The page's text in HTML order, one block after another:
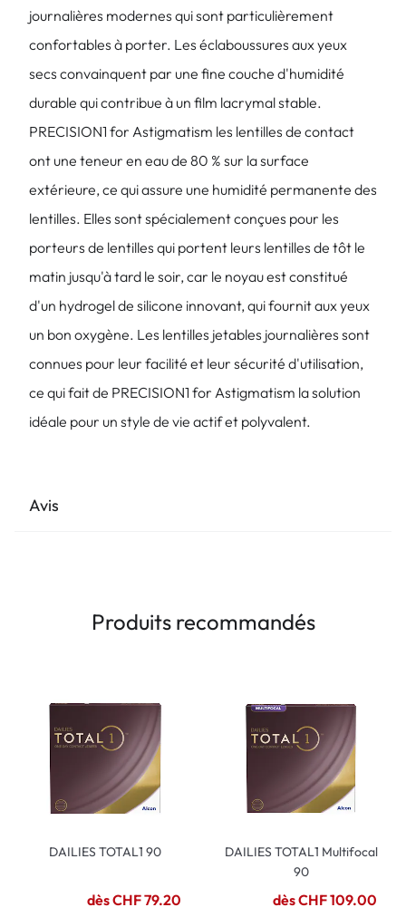
journalières modernes qui sont particulièrement
confortables à porter. Les éclaboussures aux yeux
secs convainquent par une fine couche d'humidité
durable qui contribue à un film lacrymal stable.
PRECISION1 for Astigmatism les lentilles de contact
ont une teneur en eau de 80 % sur la surface
extérieure, ce qui assure une humidité permanente des
lentilles. Elles sont spécialement conçues pour les
porteurs de lentilles qui portent leurs lentilles de tôt le
matin jusqu'à tard le soir, car le noyau est constitué
d'un hydrogel de silicone innovant, qui fournit aux yeux
un bon oxygène. Les lentilles jetables journalières sont
connues pour leur facilité et leur sécurité d'utilisation,
ce qui fait de PRECISION1 for Astigmatism la solution
idéale pour un style de vie actif et polyvalent.
Avis
Produits recommandés
DAILIES TOTAL1 90
dès CHF 79.20
DAILIES TOTAL1 Multifocal
90
dès CHF 109.00